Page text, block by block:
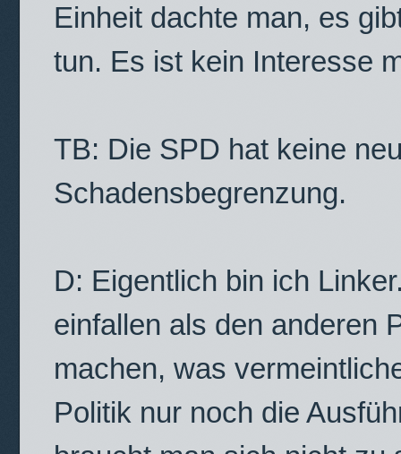
Einheit dachte man, es
tun. Es ist kein Interesse
TB: Die SPD hat keine
Schadensbegrenzung.
D: Eigentlich bin ich
einfallen als den anderen
machen, was
Politik nur noch die